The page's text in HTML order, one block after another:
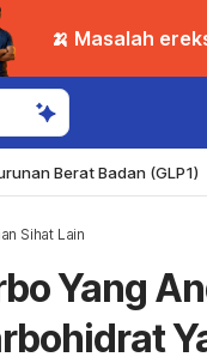
🍌 Masalah
Berat Badan (GLP1)
Sihat Lain
Yang